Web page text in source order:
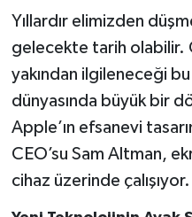
Yıllardır elimizden
gelecekte tarih olabilir.
yakından ilgileneceği
dünyasında büyük bir
Apple’ın efsanevi
CEO’su Sam Altman,
cihaz üzerinde çalışıyor.